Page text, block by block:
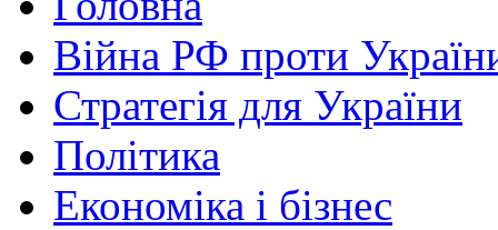
Війна РФ проти
Стратегія для України
Політика
Економіка і бізнес